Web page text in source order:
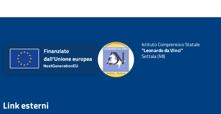
Istituto Comprensivo Statale
"Leonardo da Vinci"
Settala (MI)
Link esterni